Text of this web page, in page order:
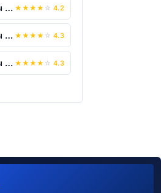
Интерактивные карты по истории. "Всеоб... ★ ★ ★ ★ ☆ 4.2
Интерактивные карты по истории. "Всеоб... ★ ★ ★ ★ ☆ 4.3
Интерактивные карты по истории. "Всеоб... ★ ★ ★ ★ ☆ 4.3